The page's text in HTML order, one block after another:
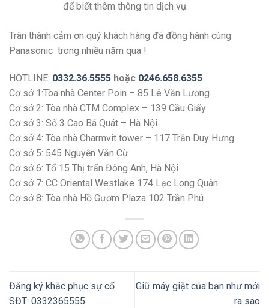
để biết thêm thông tin dịch vụ.
Trân thành cảm ơn quý khách hàng đã đồng hành cùng
Panasonic trong nhiều năm qua !
HOTLINE: 0332.36.5555 hoặc 0246.658.6355
Cơ sở 1:Tòa nhà Center Poin – 85 Lê Văn Lương
Cơ sở 2: Tòa nhà CTM Complex – 139 Cầu Giấy
Cơ sở 3: Số 3 Cao Bá Quát – Hà Nội
Cơ sở 4: Tòa nhà Charmvit tower – 117 Trần Duy Hưng
Cơ sở 5: 545 Nguyễn Văn Cừ
Cơ sở 6: Tổ 15 Thị trấn Đông Anh, Hà Nội
Cơ sở 7: CC Oriental Westlake 174 Lạc Long Quân
Cơ sở 8: Tòa nhà Hồ Gươm Plaza 102 Trần Phú
Đăng ký khắc phục sự cố
SĐT: 0332365555
Giữ máy giặt của bạn như mới
ra sao